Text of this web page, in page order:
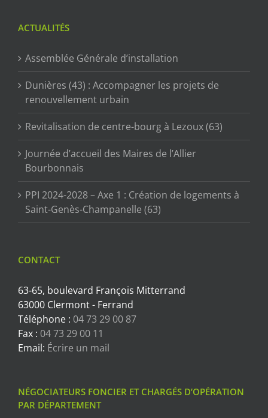
ACTUALITÉS
Assemblée Générale d’installation
Dunières (43) : Accompagner les projets de
renouvellement urbain
Revitalisation de centre-bourg à Lezoux (63)
Journée d’accueil des Maires de l’Allier
Bourbonnais
PPI 2024-2028 – Axe 1 : Création de logements à
Saint-Genès-Champanelle (63)
CONTACT
63-65, boulevard François Mitterrand
63000 Clermont - Ferrand
Téléphone : 04 73 29 00 87
Fax : 04 73 29 00 11
Email: Écrire un mail
NÉGOCIATEURS FONCIER ET CHARGÉS D’OPÉRATION
PAR DÉPARTEMENT